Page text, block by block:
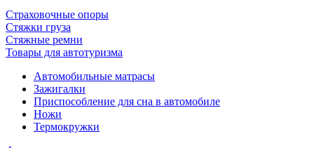
Страховочные опоры
Стяжки груза
Стяжные ремни
Товары для автотуризма
Автомобильные матрасы
Зажигалки
Приспособление для сна в автомобиле
Ножи
Термокружки